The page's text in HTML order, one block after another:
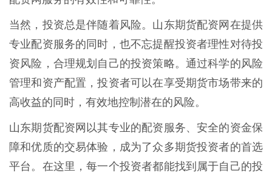
当然，投资总是伴随着风险。山东期货配资网在提供
专业配资服务的同时，也不忘提醒投资者理性对待投
资风险，合理规划自己的投资策略。通过科学的风险
管理和资产配置，投资者可以在享受期货市场带来的
高收益的同时，有效地控制潜在的风险。
山东期货配资网以其专业的配资服务、安全的资金保
障和优质的交易体验，成为了众多期货投资者的首选
平台。在这里，每一个投资者都能找到属于自己的投